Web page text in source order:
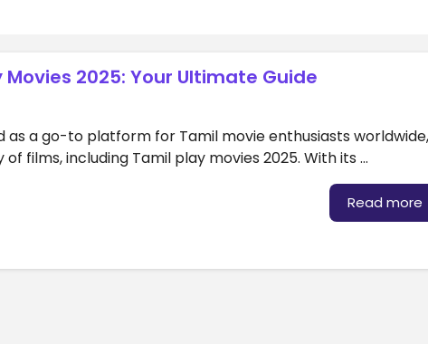
2025: Your Ultimate Guide
as a go-to platform for Tamil movie enthusiasts worldwide,
films, including Tamil play movies 2025. With its …
Read more